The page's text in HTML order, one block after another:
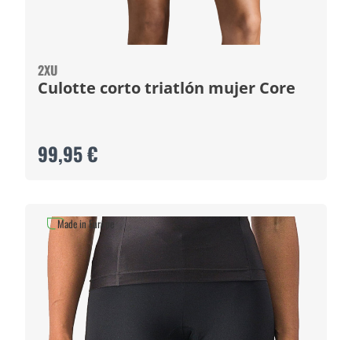
2XU
Culotte corto triatlón mujer Core
99,95 €
Made in Europe